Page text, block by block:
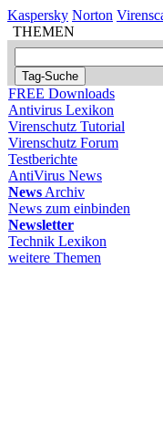
Kaspersky Norton
THEMEN
FREE Downloads
Antivirus Lexikon
Virenschutz Tutorial
Virenschutz Forum
Testberichte
AntiVirus News
News Archiv
News zum einbinden
Newsletter
Technik Lexikon
weitere Themen